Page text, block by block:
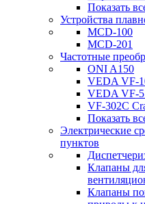
Показать
Устройства
MCD-100
MCD-201
Частотные
ONI A150
VEDA VF-
VEDA VF-
VF-302C
Показать
Электрические
пунктов
Клапаны
Клапаны